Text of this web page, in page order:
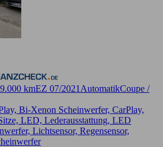
kmEZ 07/2021 AutomatikCoupe /
Bi-Xenon Scheinwerfer, CarPlay,
LED, Lederausstattung, LED
Lichtsensor, Regensensor,